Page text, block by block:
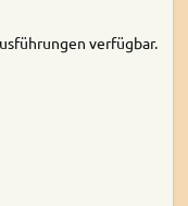
verfügbar.